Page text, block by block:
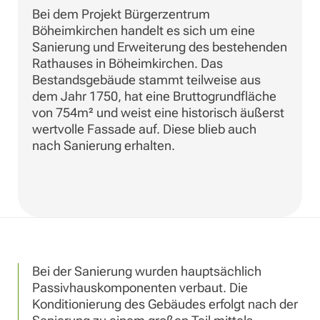
Bei dem Projekt Bürgerzentrum
Böheimkirchen handelt es sich um eine
Sanierung und Erweiterung des bestehenden
Rathauses in Böheimkirchen. Das
Bestandsgebäude stammt teilweise aus
dem Jahr 1750, hat eine Bruttogrundfläche
von 754m² und weist eine historisch äußerst
wertvolle Fassade auf. Diese blieb auch
nach Sanierung erhalten.
Bei der Sanierung wurden hauptsächlich
Passivhauskomponenten verbaut. Die
Konditionierung des Gebäudes erfolgt nach der